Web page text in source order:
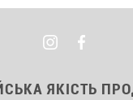
ЯКІСТЬ